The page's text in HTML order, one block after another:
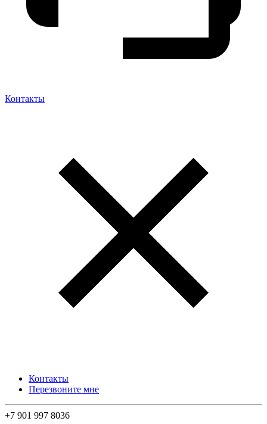
Контакты
Контакты
Перезвоните мне
+7 901 997 8036